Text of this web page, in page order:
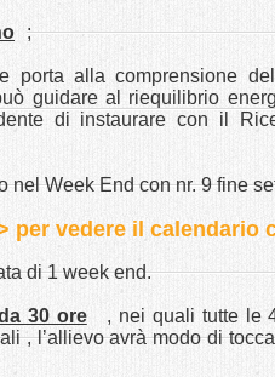
;
porta alla comprensione
guidare al riequilibrio
di instaurare con il
nel Week End con nr. 9 fine
per vedere il calendario
di 1 week end.
30 ore
, nei quali tutte le
, l’allievo avrà modo di